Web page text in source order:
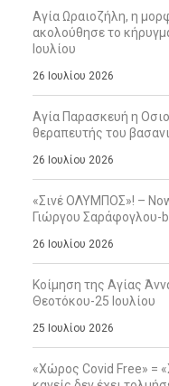
Αγία Ωραιοζήλη, η
ακολούθησε το
Ιουλίου
26 Ιουλίου 2026
Αγία Παρασκευή η
θεραπευτής του
26 Ιουλίου 2026
«Σινέ ΟΛΥΜΠΟΣ»! –
Γιώργου Σαράφογλου-
26 Ιουλίου 2026
Κοίμηση της Αγίας
Θεοτόκου-25 Ιουλίου
25 Ιουλίου 2026
«Χώρος Covid Free» =